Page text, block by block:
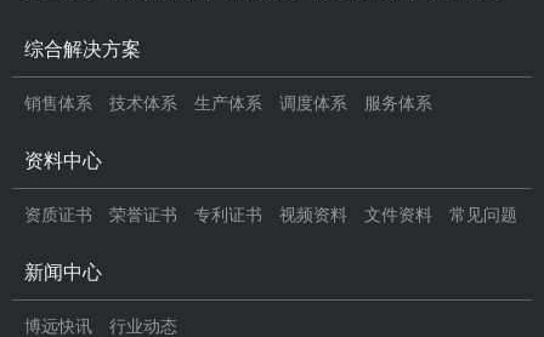
综合解决方案
销售体系 技术体系 生产体系 调度体系 服务体系
资料中心
资质证书 荣誉证书 专利证书 视频资料 文件资料 常见问题
新闻中心
博远快讯 行业动态